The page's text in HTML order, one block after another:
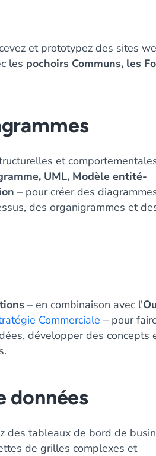
et prototypez des sites
les pochoirs Communs, les
et
UML, Modèle entité-
– pour créer des
des organigrammes et
– en combinaison avec l'
Commerciale – pour
développer des concepts
données
des tableaux de bord de
de grilles complexes et